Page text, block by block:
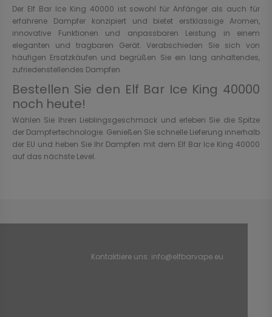
Der Elf Bar Ice King 40000 ist sowohl für Anfänger als auch für
erfahrene Dampfer konzipiert und bietet erstklassige Aromen,
innovative Funktionen und anpassbaren Leistung in einem
eleganten und tragbaren Gerät. Verabschieden Sie sich von
häufigen Ersatzkäufen und begrüßen Sie ein lang anhaltendes,
zufriedenstellendes Dampfen.
Bestellen Sie den Elf Bar Ice King 40000
noch heute!
Wählen Sie Ihren Lieblingsgeschmack und erleben Sie die Spitze
der Dampfertechnologie. Genießen Sie schnelle Lieferung innerhalb
der EU und heben Sie Ihr Dampfen mit dem Elf Bar Ice King 40000
auf das nächste Level.
Kontaktiere uns: info@elfbarvape.eu